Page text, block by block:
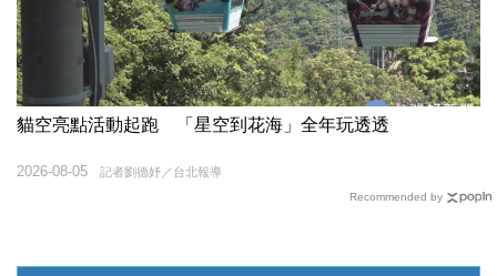
貓空亮點活動起跑 「星空到花海」全年玩透透
記者劉德妤／台北報導
2026-08-05
Recommended by